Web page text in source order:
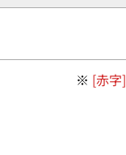
※ [赤字]